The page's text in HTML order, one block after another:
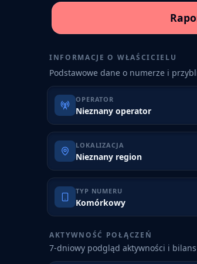
INFORMACJE O WŁAŚCICIELU
Podstawowe dane o numerze i
OPERATOR
Nieznany operator
LOKALIZACJA
Nieznany region
TYP NUMERU
Komórkowy
AKTYWNOŚĆ POŁĄCZEŃ
7-dniowy podgląd aktywności i